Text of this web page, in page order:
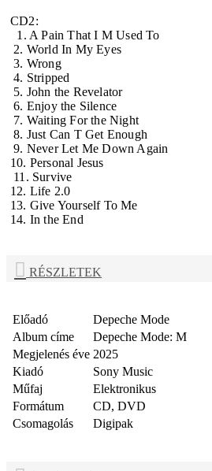
CD2:
1. A Pain That I M Used To
2. World In My Eyes
3. Wrong
4. Stripped
5. John the Revelator
6. Enjoy the Silence
7. Waiting For the Night
8. Just Can T Get Enough
9. Never Let Me Down Again
10. Personal Jesus
11. Survive
12. Life 2.0
13. Give Yourself To Me
14. In the End
RÉSZLETEK
Előadó
Depeche Mode
Album címe
Depeche Mode: M
Megjelenés éve 2025
Kiadó
Sony Music
Műfaj
Elektronikus
Formátum
CD, DVD
Csomagolás
Digipak